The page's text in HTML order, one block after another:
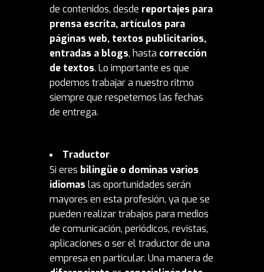
de contenidos, desde reportajes para
prensa escrita, artículos para
páginas web, textos publicitarios,
entradas a blogs, hasta corrección
de textos. Lo importante es que
podemos trabajar a nuestro ritmo
siempre que respetemos las fechas
de entrega.
Traductor
Si eres bilingüe o dominas varios
idiomas las oportunidades serán
mayores en esta profesión, ya que se
pueden realizar trabajos para medios
de comunicación, periódicos, revistas,
aplicaciones o ser el traductor de una
empresa en particular. Una manera de